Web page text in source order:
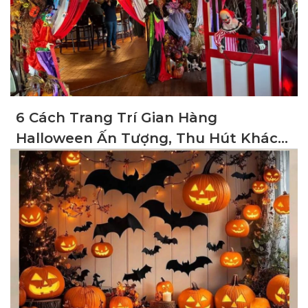
6 Cách Trang Trí Gian Hàng
Halloween Ấn Tượng, Thu Hút Khách
Hàng